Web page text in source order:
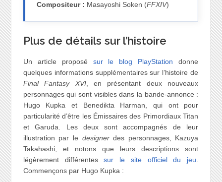
Compositeur : Masayoshi Soken (FFXIV)
Plus de détails sur l’histoire
Un article proposé sur le blog PlayStation donne
quelques informations supplémentaires sur l’histoire de
Final Fantasy XVI, en présentant deux nouveaux
personnages qui sont visibles dans la bande-annonce :
Hugo Kupka et Benedikta Harman, qui ont pour
particularité d’être les Émissaires des Primordiaux Titan
et Garuda. Les deux sont accompagnés de leur
illustration par le designerdes personnages, Kazuya
Takahashi, et notons que leurs descriptions sont
légèrement différentessur le site officiel du jeu
Commençons par Hugo Kupka :